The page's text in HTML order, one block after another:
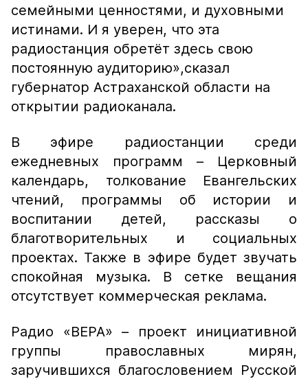
семейными ценностями, и духовными
истинами. И я уверен, что эта
радиостанция обретёт здесь свою
постоянную аудиторию»,сказал
губернатор Астраханской области на
открытии радиоканала.
В эфире радиостанции среди
ежедневных программ – Церковный
календарь, толкование Евангельских
чтений, программы об истории и
воспитании детей, рассказы о
благотворительных и социальных
проектах. Также в эфире будет звучать
спокойная музыка. В сетке вещания
отсутствует коммерческая реклама.
Радио «ВЕРА» – проект инициативной
группы православных мирян,
заручившихся благословением Русской